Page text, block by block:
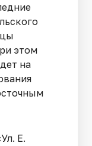
этом
на
Е.